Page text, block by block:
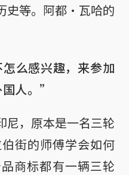
史等。阿都·瓦哈的
么感兴趣，来参加
人。”
，原本是一名三轮
街的师傅学会如何
商标都有一辆三轮